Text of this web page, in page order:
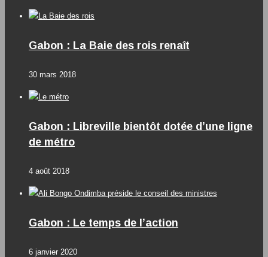
Gabon : La Baie des rois renaît
30 mars 2018
Gabon : Libreville bientôt dotée d’une ligne
de métro
4 août 2018
Gabon : Le temps de l’action
6 janvier 2020